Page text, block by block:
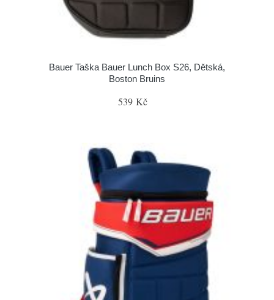
Bauer Taška Bauer Lunch Box S26, Dětská,
Boston Bruins
539 Kč